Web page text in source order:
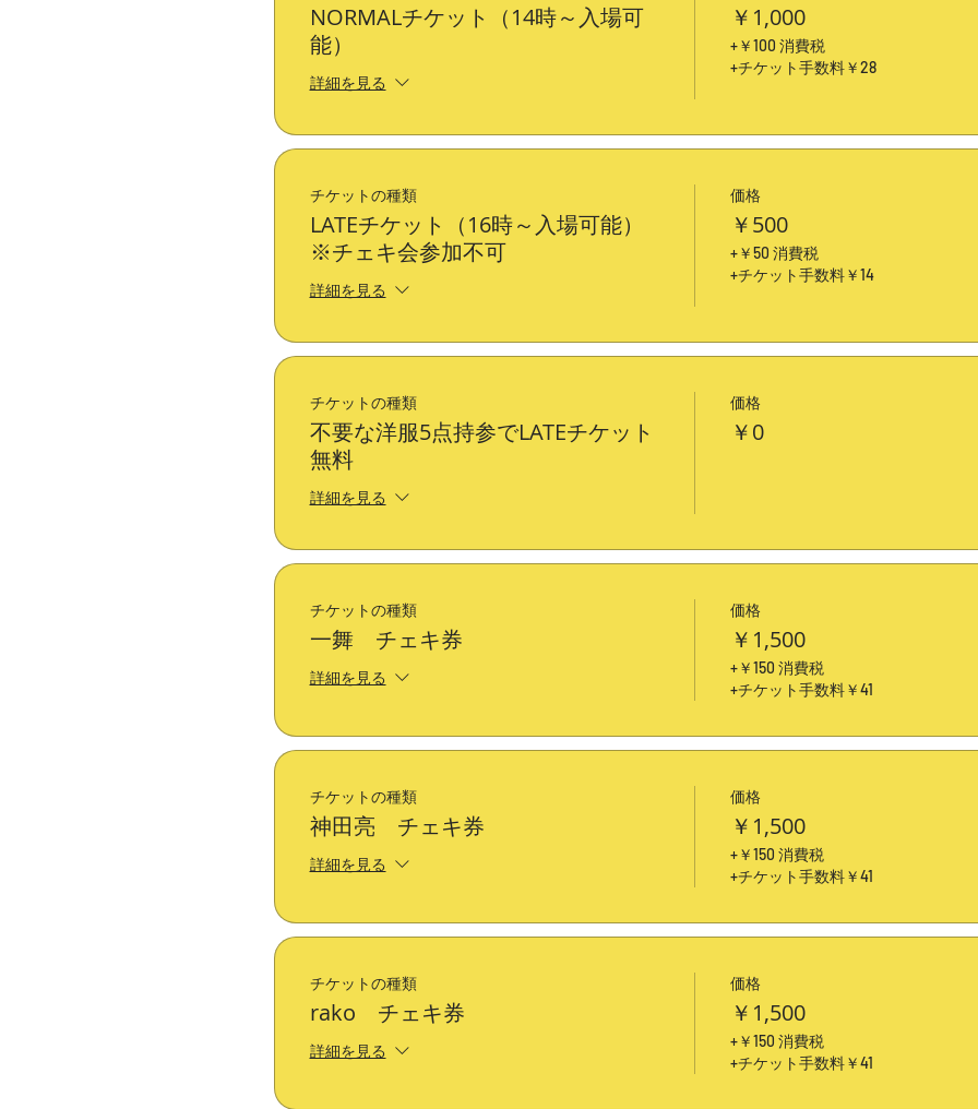
NORMALチケット（14時～入場可
能）
詳細を見る
￥1,000
+￥100 消費税
+チケット手数料￥28
チケットの種類
LATEチケット（16時～入場可能）
※チェキ会参加不可
詳細を見る
価格
￥500
+￥50 消費税
+チケット手数料￥14
チケットの種類
不要な洋服5点持参でLATEチケット
無料
詳細を見る
価格
￥0
チケットの種類
一舞 チェキ券
詳細を見る
価格
￥1,500
+￥150 消費税
+チケット手数料￥41
チケットの種類
神田亮 チェキ券
詳細を見る
価格
￥1,500
+￥150 消費税
+チケット手数料￥41
チケットの種類
rako チェキ券
詳細を見る
価格
￥1,500
+￥150 消費税
+チケット手数料￥41